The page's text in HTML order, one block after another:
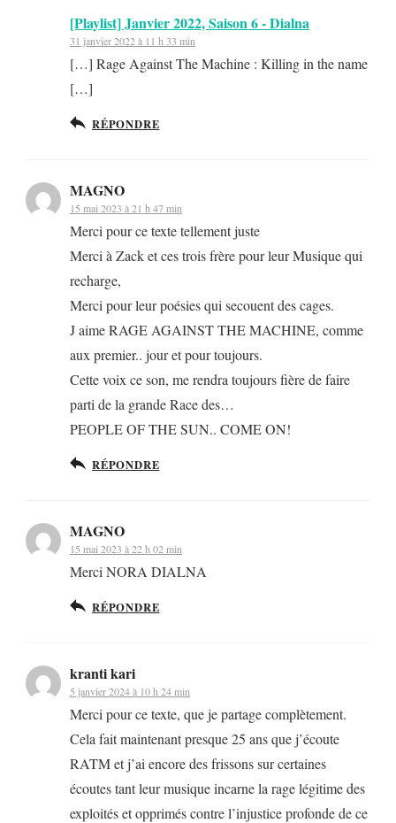
[Playlist] Janvier 2022, Saison 6 - Dialna
31 janvier 2022 à 11 h 33 min
[…] Rage Against The Machine : Killing in the name
[…]
RÉPONDRE
MAGNO
15 mai 2023 à 21 h 47 min
Merci pour ce texte tellement juste
Merci à Zack et ces trois frère pour leur Musique qui
recharge,
Merci pour leur poésies qui secouent des cages.
J aime RAGE AGAINST THE MACHINE, comme
aux premier.. jour et pour toujours.
Cette voix ce son, me rendra toujours fière de faire
parti de la grande Race des…
PEOPLE OF THE SUN.. COME ON!
RÉPONDRE
MAGNO
15 mai 2023 à 22 h 02 min
Merci NORA DIALNA
RÉPONDRE
kranti kari
5 janvier 2024 à 10 h 24 min
Merci pour ce texte, que je partage complètement.
Cela fait maintenant presque 25 ans que j’écoute
RATM et j’ai encore des frissons sur certaines
écoutes tant leur musique incarne la rage légitime des
exploités et opprimés contre l’injustice profonde de ce